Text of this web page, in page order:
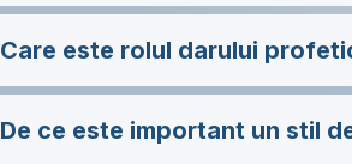
Care este rolul darului
De ce este important un stil